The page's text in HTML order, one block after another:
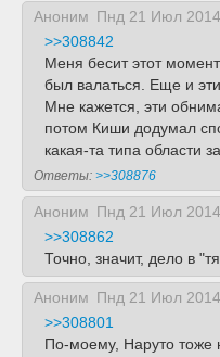
Аноним Пнд 21 Июл
>>308842
Меня бесит этот
был валаться. Еще и
Мне кажется, эти
потом Киши додумал
какая-та типа области
Ответы: >>308876
Аноним Пнд 21 Июл
>>308862
Точно, значит, дело в
Аноним Пнд 21 Июл
>>308801
По-моему, Наруто тоже